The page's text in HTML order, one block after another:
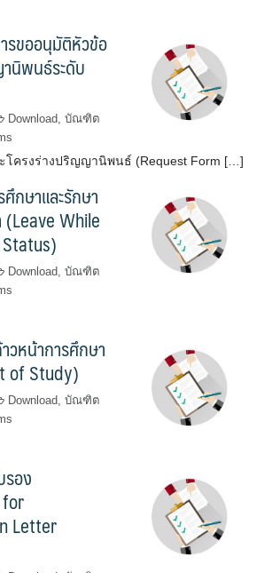
ขออนุมัติหัวข้อ
นิพนธ์ระดับ
Download, บัณฑิต
ครงร่างปริญญานิพนธ์ (Request Form […]
กษาและรักษา
While
Download, บัณฑิต
วหน้าการศึกษา
of Study)
Download, บัณฑิต
อง
Letter